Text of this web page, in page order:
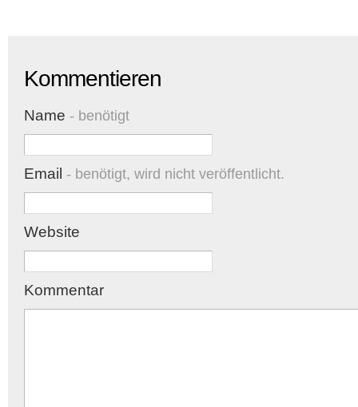
Kommentieren
Name - benötigt
Email - benötigt, wird nicht veröffentlicht.
Website
Kommentar